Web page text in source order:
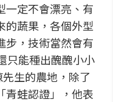
一定不會漂亮、有
的蔬果，各個外型
步，技術當然會有
只能種出醜醜小小
生的農地，除了
青蛙認證」，他表